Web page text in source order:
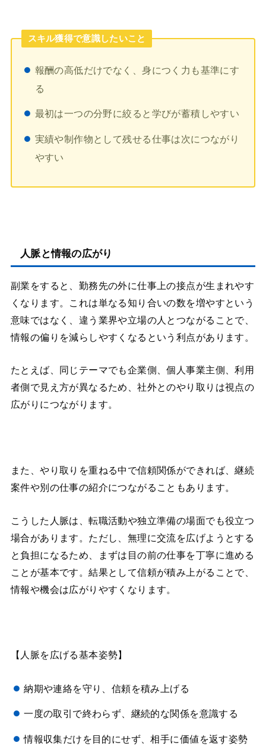
スキル獲得で意識したいこと
報酬の高低だけでなく、身につく力も基準にす
る
最初は一つの分野に絞ると学びが蓄積しやすい
実績や制作物として残せる仕事は次につながり
やすい
人脈と情報の広がり
副業をすると、勤務先の外に仕事上の接点が生まれやす
くなります。これは単なる知り合いの数を増やすという
意味ではなく、違う業界や立場の人とつながることで、
情報の偏りを減らしやすくなるという利点があります。
たとえば、同じテーマでも企業側、個人事業主側、利用
者側で見え方が異なるため、社外とのやり取りは視点の
広がりにつながります。
また、やり取りを重ねる中で信頼関係ができれば、継続
案件や別の仕事の紹介につながることもあります。
こうした人脈は、転職活動や独立準備の場面でも役立つ
場合があります。ただし、無理に交流を広げようとする
と負担になるため、まずは目の前の仕事を丁寧に進める
ことが基本です。結果として信頼が積み上がることで、
情報や機会は広がりやすくなります。
【人脈を広げる基本姿勢】
納期や連絡を守り、信頼を積み上げる
一度の取引で終わらず、継続的な関係を意識する
情報収集だけを目的にせず、相手に価値を返す姿勢